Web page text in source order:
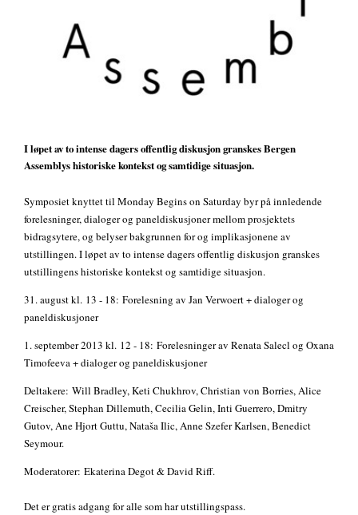
I løpet av to intense dagers offentlig diskusjon granskes Bergen
Assemblys historiske kontekst og samtidige situasjon.
Symposiet knyttet til Monday Begins on Saturday byr på innledende
forelesninger, dialoger og paneldiskusjoner mellom prosjektets
bidragsytere, og belyser bakgrunnen for og implikasjonene av
utstillingen. I løpet av to intense dagers offentlig diskusjon granskes
utstillingens historiske kontekst og samtidige situasjon.
31. august kl. 13 - 18: Forelesning av Jan Verwoert + dialoger og
paneldiskusjoner
1. september 2013 kl. 12 - 18: Forelesninger av Renata Salecl og Oxana
Timofeeva + dialoger og paneldiskusjoner
Deltakere: Will Bradley, Keti Chukhrov, Christian von Borries, Alice
Creischer, Stephan Dillemuth, Cecilia Gelin, Inti Guerrero, Dmitry
Gutov, Ane Hjort Guttu, Nataša Ilic, Anne Szefer Karlsen, Benedict
Seymour.
Moderatorer: Ekaterina Degot & David Riff.
Det er gratis adgang for alle som har utstillingspass.